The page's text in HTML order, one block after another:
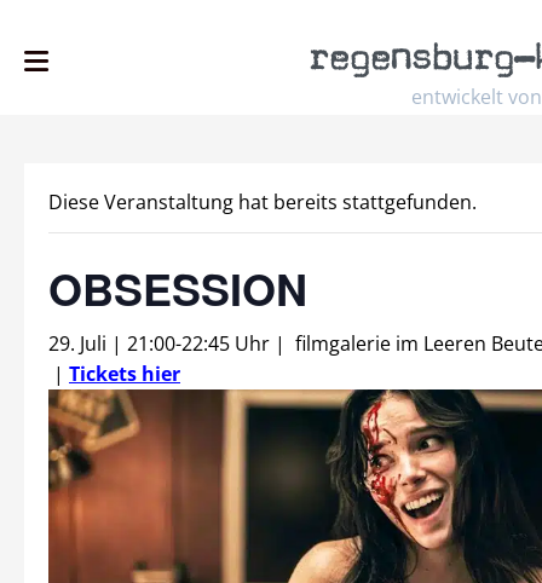
entwickelt von
regensburg–
Diese Veranstaltung hat bereits stattgefunden.
OBSESSION
29. Juli | 21:00-22:45 Uhr | filmgalerie im Leeren
| Tickets hier